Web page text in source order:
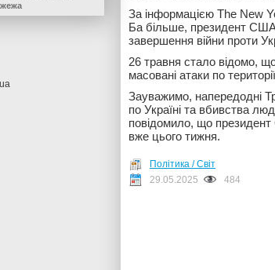
За інформацією The New
Ба більше, президент США
завершення війни проти
26 травня стало відомо,
масовані атаки по
Зауважимо, напередодні
по Україні та вбивства
повідомило, що
вже цього тижня.
Політика / Світ
29.05.2025
484